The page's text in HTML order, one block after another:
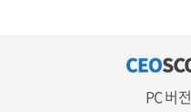
PC 버전